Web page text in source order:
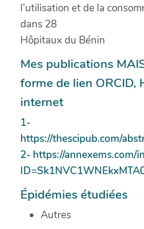
l’utilisation et de la
dans 28
Hôpitaux du Bénin
Mes publications
forme de lien ORCID,
internet
1-
https://thescipub.com/
2- https://annexems.com/
Épidémies étudiées
Autres